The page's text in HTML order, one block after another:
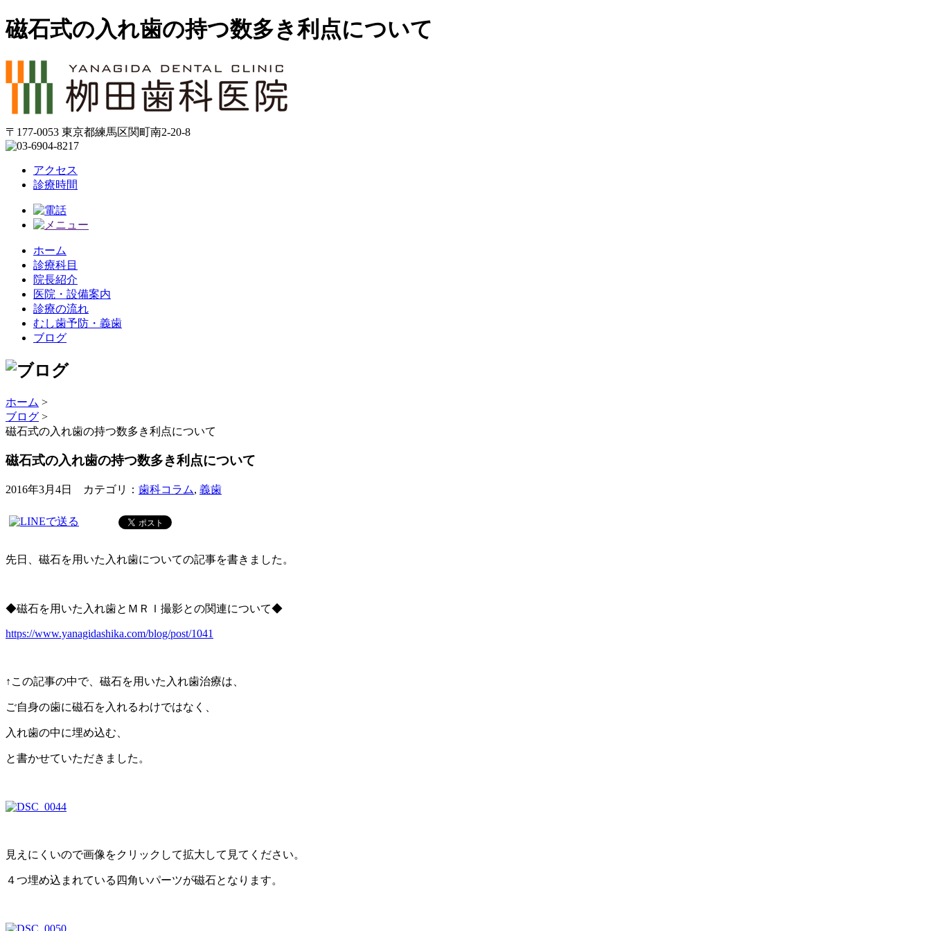
磁石式の入れ歯の持つ数多き利点について
〒177-0053 東京都練馬区関町南2-20-8
アクセス
診療時間
ホーム
診療科目
院長紹介
医院・設備案内
診療の流れ
むし歯予防・義歯
ブログ
ホーム >
ブログ >
磁石式の入れ歯の持つ数多き利点について
磁石式の入れ歯の持つ数多き利点について
2016年3月4日 カテゴリ： 歯科コラム, 義歯
先日、磁石を用いた入れ歯についての記事を書きました。
◆磁石を用いた入れ歯とＭＲＩ撮影との関連について◆
https://www.yanagidashika.com/blog/post/1041
↑この記事の中で、磁石を用いた入れ歯治療は、
ご自身の歯に磁石を入れるわけではなく、
入れ歯の中に埋め込む、
と書かせていただきました。
見えにくいので画像をクリックして拡大して見てください。
４つ埋め込まれている四角いパーツが磁石となります。